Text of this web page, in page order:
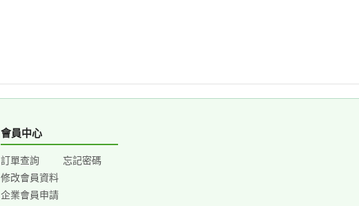
會員中心
訂單查詢
修改會員資料
企業會員申請
忘記密碼